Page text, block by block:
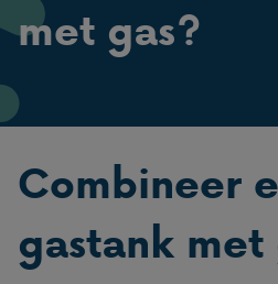
met gas?
Combineer
gastank